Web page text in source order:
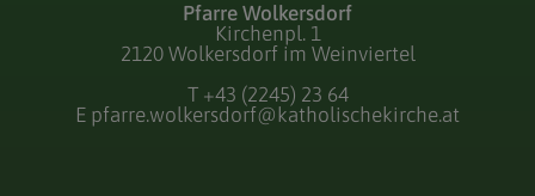
Pfarre Wolkersdorf
Kirchenpl. 1
2120 Wolkersdorf im Weinviertel
T +43 (2245) 23 64
E pfarre.wolkersdorf@katholischekirche.at